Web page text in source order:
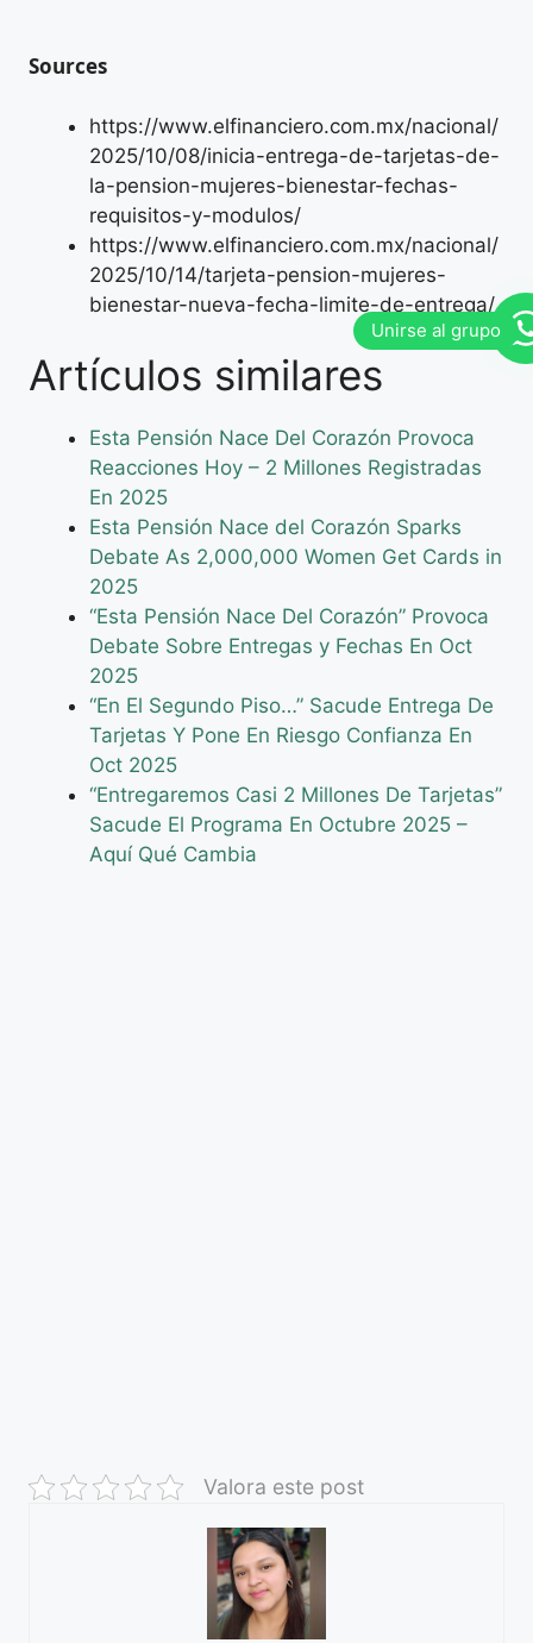
Sources
https://www.elfinanciero.com.mx/nacional/
2025/10/08/inicia-entrega-de-tarjetas-de-
la-pension-mujeres-bienestar-fechas-
requisitos-y-modulos/
https://www.elfinanciero.com.mx/nacional/
2025/10/14/tarjeta-pension-mujeres-
bienestar-nueva-fecha-limite-de-entrega/
Artículos similares
Esta Pensión Nace Del Corazón Provoca
Reacciones Hoy – 2 Millones Registradas
En 2025
Esta Pensión Nace del Corazón Sparks
Debate As 2,000,000 Women Get Cards in
2025
“Esta Pensión Nace Del Corazón” Provoca
Debate Sobre Entregas y Fechas En Oct
2025
“En El Segundo Piso…” Sacude Entrega De
Tarjetas Y Pone En Riesgo Confianza En
Oct 2025
“Entregaremos Casi 2 Millones De Tarjetas”
Sacude El Programa En Octubre 2025 –
Aquí Qué Cambia
Valora este post